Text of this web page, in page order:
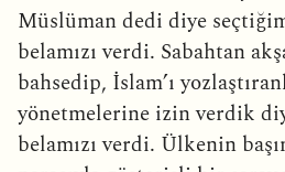
Müslüman dedi diye
belamızı verdi. Sabahtan
bahsedip, İslam’ı
yönetmelerine izin verdik
belamızı verdi. Ülkenin